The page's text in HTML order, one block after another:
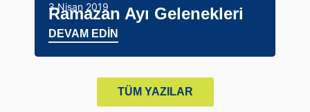
3 Nisan 2019
Ramazan Ayı Gelenekleri
DEVAM EDİN
TÜM YAZILAR